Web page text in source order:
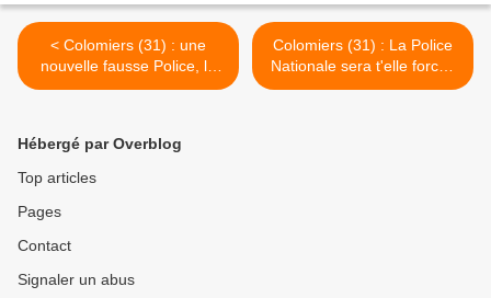
< Colomiers (31) : une
nouvelle fausse Police, le
SIPM saisi le Préfet
Colomiers (31) : La Police
Nationale sera t'elle forcée
de travailler avec une
Hébergé par Overblog
Top articles
Pages
Contact
Signaler un abus